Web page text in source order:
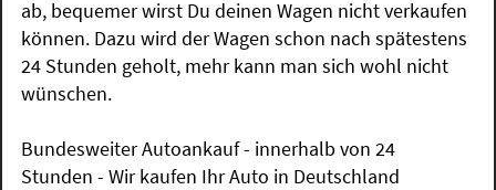
ab, bequemer wirst Du deinen Wagen nicht verkaufen
können. Dazu wird der Wagen schon nach spätestens
24 Stunden geholt, mehr kann man sich wohl nicht
wünschen.
Bundesweiter Autoankauf - innerhalb von 24
Stunden - Wir kaufen Ihr Auto in Deutschland